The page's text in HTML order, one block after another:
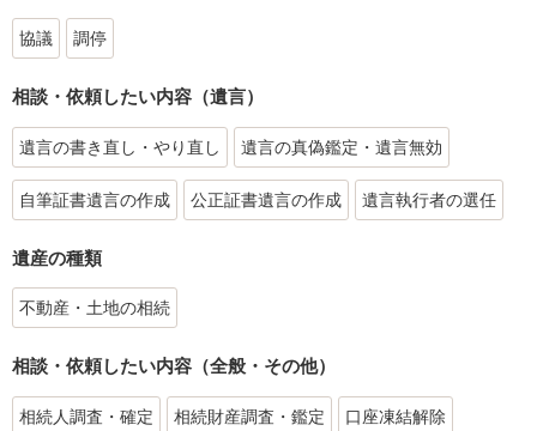
協議 調停
相談・依頼したい内容（遺言）
遺言の書き直し・やり直し 遺言の真偽鑑定・遺言無効
自筆証書遺言の作成 公正証書遺言の作成 遺言執行者の選任
遺産の種類
不動産・土地の相続
相談・依頼したい内容（全般・その他）
相続人調査・確定 相続財産調査・鑑定 口座凍結解除